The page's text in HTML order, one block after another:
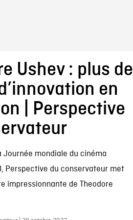
Ushev : plus de
en
| Perspective
Journée mondiale du cinéma
Perspective du conservateur met
impressionnante de Theodore